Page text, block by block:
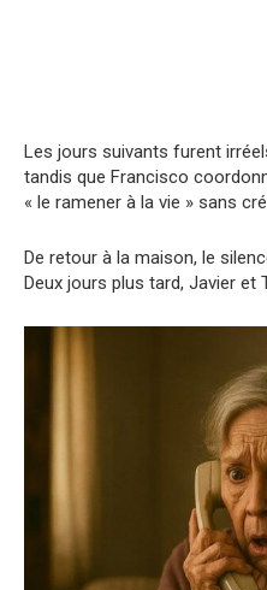
Les jours suivants furent
tandis que Francisco
« le ramener à la vie » sans
De retour à la maison, le
Deux jours plus tard, Javier et